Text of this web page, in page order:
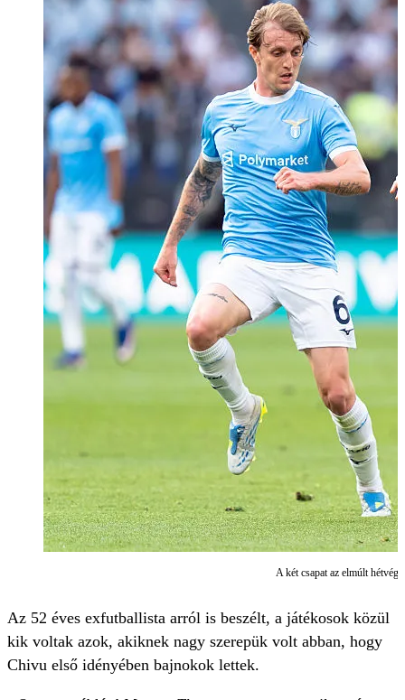
A két csapat az elmúlt
Az 52 éves exfutballista arról is beszélt, a játékosok közül
kik voltak azok, akiknek nagy szerepük volt abban, hogy
Chivu első idényében bajnokok lettek.